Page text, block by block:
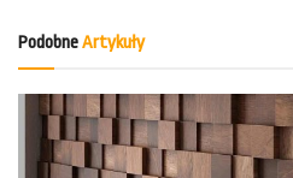
PodobneArtykuły